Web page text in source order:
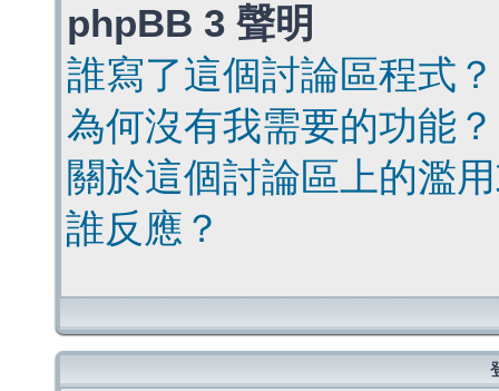
phpBB 3 聲明
誰寫了這個討論區程式？
為何沒有我需要的功能？
關於這個討論區上的濫
誰反應？